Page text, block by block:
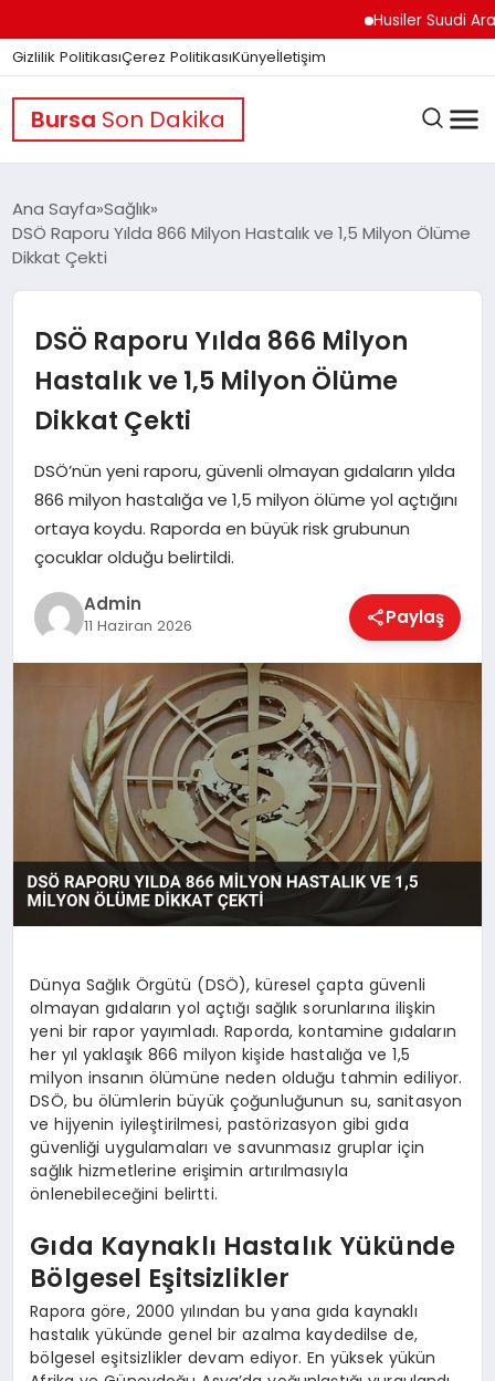
Husiler Suudi
Gizlilik PolitikasıÇerez PolitikasıKünyeİletişim
Bursa Son Dakika
GÜNDEM
DÜNYA
EĞITIM
EKONOMI
MAGAZIN
SPOR
TEKNOLOJI
Ana Sayfa Sağlık
DSÖ Raporu Yılda 866 Milyon Hastalık ve 1,5 Milyon Ölüme
Dikkat Çekti
DSÖ Raporu Yılda 866 Milyon
Hastalık ve 1,5 Milyon Ölüme
Dikkat Çekti
DSÖ’nün yeni raporu, güvenli olmayan gıdaların yılda
866 milyon hastalığa ve 1,5 milyon ölüme yol açtığını
ortaya koydu. Raporda en büyük risk grubunun
çocuklar olduğu belirtildi.
Admin
11 Haziran 2026 Paylaş
Dünya Sağlık Örgütü (DSÖ), küresel çapta güvenli
olmayan gıdaların yol açtığı sağlık sorunlarına ilişkin
yeni bir rapor yayımladı. Raporda, kontamine gıdaların
her yıl yaklaşık 866 milyon kişide hastalığa ve 1,5
milyon insanın ölümüne neden olduğu tahmin ediliyor.
DSÖ, bu ölümlerin büyük çoğunluğunun su, sanitasyon
ve hijyenin iyileştirilmesi, pastörizasyon gibi gıda
güvenliği uygulamaları ve savunmasız gruplar için
sağlık hizmetlerine erişimin artırılmasıyla
önlenebileceğini belirtti.
Gıda Kaynaklı Hastalık Yükünde
Bölgesel Eşitsizlikler
Rapora göre, 2000 yılından bu yana gıda kaynaklı
hastalık yükünde genel bir azalma kaydedilse de,
bölgesel eşitsizlikler devam ediyor. En yüksek yükün